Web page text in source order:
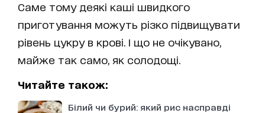
Саме тому деякі каші швидкого
приготування можуть різко підвищувати
рівень цукру в крові. І що не очікувано,
майже так само, як солодощі.
Читайте також:
Білий чи бурий: який рис насправді